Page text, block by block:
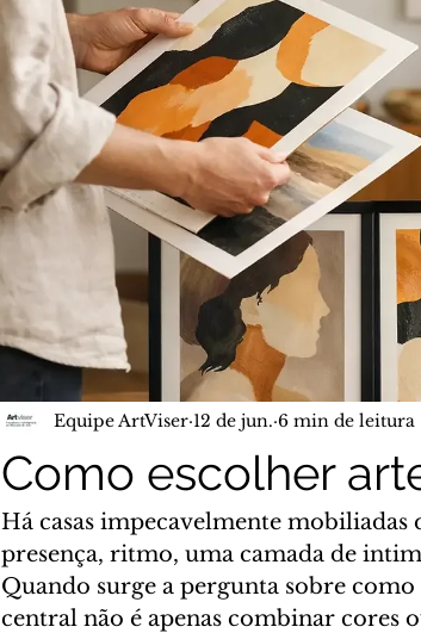
Como escolher
Equipe ArtViser 12 de jun. 6 min de leitura
Há casas impecavelmente
presença, ritmo, uma camada de
Quando surge a pergunta sobre
central não é apenas combinar cores